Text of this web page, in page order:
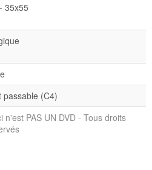
35x55
passable (C4)
n'est PAS UN DVD - Tous droits